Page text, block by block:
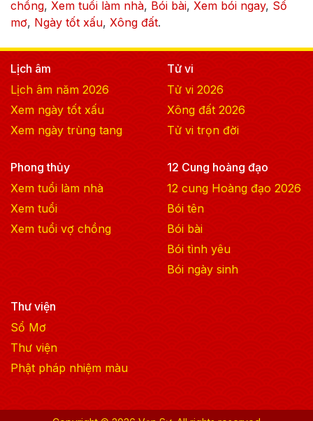
chồng, Xem tuổi làm nhà, Bói bài, Xem bói ngay, Sổ
mơ, Ngày tốt xấu, Xông đất.
Lịch âm
Lịch âm năm 2026
Xem ngày tốt xấu
Xem ngày trùng tang
Tử vi
Tử vi 2026
Xông đất 2026
Tử vi trọn đời
Phong thủy
Xem tuổi làm nhà
Xem tuổi
Xem tuổi vợ chồng
12 Cung hoàng đạo
12 cung Hoàng đạo 2026
Bói tên
Bói bài
Bói tình yêu
Bói ngày sinh
Thư viện
Sổ Mơ
Thư viện
Phật pháp nhiệm màu